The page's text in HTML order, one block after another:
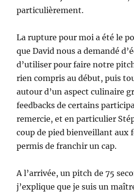
particulièrement.
La rupture pour moi a été le
que David nous a demandé
d’utiliser pour faire notre
rien compris au début, puis
autour d’un aspect culinaire
feedbacks de certains
remercie, et en particulier
coup de pied bienveillant aux
permis de franchir un cap.
A l’arrivée, un pitch de 75
j’explique que je suis un